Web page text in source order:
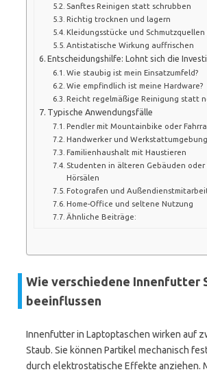
Sanftes Reinigen statt schrubben
Richtig trocknen und lagern
Kleidungsstücke und Schmutzquellen
Antistatische Wirkung auffrischen
Entscheidungshilfe: Lohnt sich die
Wie staubig ist mein Einsatzumfeld?
Wie empfindlich ist meine Hardware?
Reicht regelmäßige Reinigung statt
Typische Anwendungsfälle
Pendler mit Mountainbike oder
Handwerker und Werkstattumgebung
Familienhaushalt mit Haustieren
Studenten in älteren Gebäuden oder
Hörsälen
Fotografen und
Home-Office und seltene Nutzung
Ähnliche Beiträge:
Wie verschiedene Innenfutter
beeinflussen
Innenfutter in Laptoptaschen wirken auf
Staub. Sie können Partikel mechanisch
durch elektrostatische Effekte anziehen.